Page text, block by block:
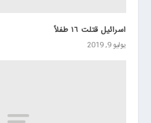
اسرائيل قتلت ١٦ طفلاً
يوليو 9, 2019